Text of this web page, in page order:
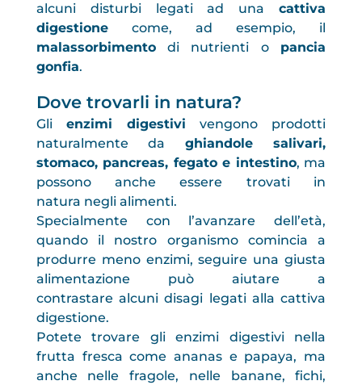
alcuni disturbi legati ad unacattiva
digestionecome, ad esempio, il
malassorbimentodi nutrienti o pancia
gonfia.
Dove trovarli in natura?
Gli enzimi digestivi vengono prodotti
naturalmente da ghiandole salivari,
stomaco, pancreas, fegato e intestino, ma
possono anche essere trovati in
natura negli alimenti.
Specialmente con l’avanzare dell’età,
quando il nostro organismo comincia a
produrre meno enzimi, seguire una giusta
alimentazione può aiutare a
contrastare alcuni disagi legati alla cattiva
digestione.
Potete trovare gli enzimi digestivi nella
frutta fresca come ananas e papaya, ma
anche nelle fragole, nelle banane, fichi,